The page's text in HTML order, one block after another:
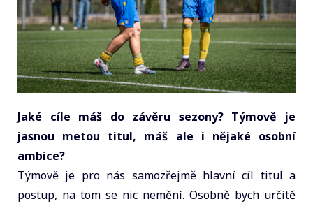
Jaké cíle máš do závěru sezony? Týmově je
jasnou metou titul, máš ale i nějaké osobní
ambice?
Týmově je pro nás samozřejmě hlavní cíl titul a
postup, na tom se nic nemění. Osobně bych určitě